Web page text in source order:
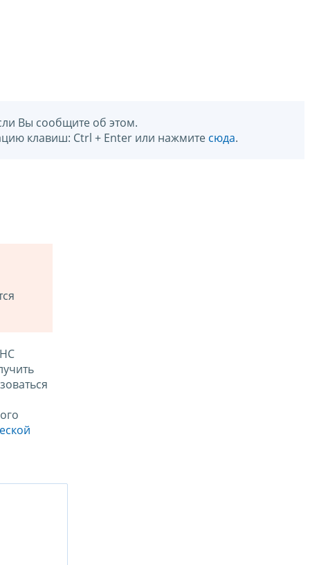
Вы сообщите об этом.
клавиш: Ctrl + Enter или нажмите сюда.